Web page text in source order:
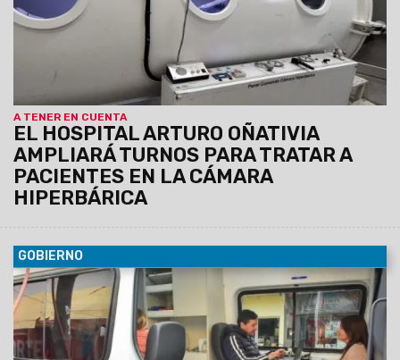
A TENER EN CUENTA
EL HOSPITAL ARTURO OÑATIVIA
AMPLIARÁ TURNOS PARA TRATAR A
PACIENTES EN LA CÁMARA
HIPERBÁRICA
GOBIERNO
02/05/2024
Estará en el lugar hasta mañana. Los
ciudadanos podrán hacer trámites de DNI, nuevos
ejemplares, actualizaciones de mayores y menores, como
así también, pasaportes.